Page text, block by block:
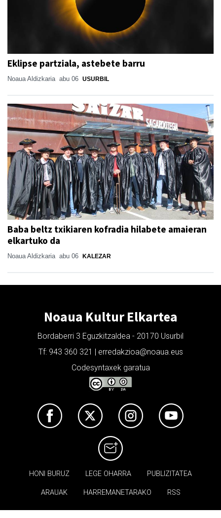
Eklipse partziala, astebete barru
Noaua Aldizkaria abu 06 USURBIL
Baba beltz txikiaren kofradia hilabete amaieran
elkartuko da
Noaua Aldizkaria abu 06 KALEZAR
Noaua Kultur Elkartea
Bordaberri 3 Eguzkitzaldea - 20170 Usurbil
Tf: 943 360 321 | erredakzioa@noaua.eus
Codesyntaxek garatua
HONI BURUZ LEGE OHARRA PUBLIZITATEA
ARAUAK HARREMANETARAKO RSS